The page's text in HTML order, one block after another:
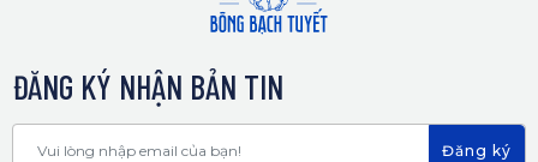
ĐĂNG KÝ NHẬN BẢN TIN
Đăng ký